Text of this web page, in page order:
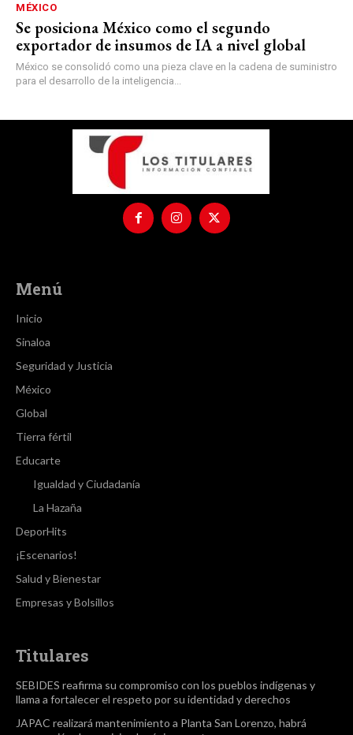
MÉXICO
Se posiciona México como el segundo
exportador de insumos de IA a nivel global
México se consolidó como una pieza clave en la cadena de suministro
para el desarrollo de la inteligencia...
Menú
Inicio
Sinaloa
Seguridad y Justicia
México
Global
Tierra fértil
Educarte
Igualdad y Ciudadanía
La Hazaña
DeporHits
¡Escenarios!
Salud y Bienestar
Empresas y Bolsillos
Titulares
SEBIDES reafirma su compromiso con los pueblos indígenas y
llama a fortalecer el respeto por su identidad y derechos
JAPAC realizará mantenimiento a Planta San Lorenzo, habrá